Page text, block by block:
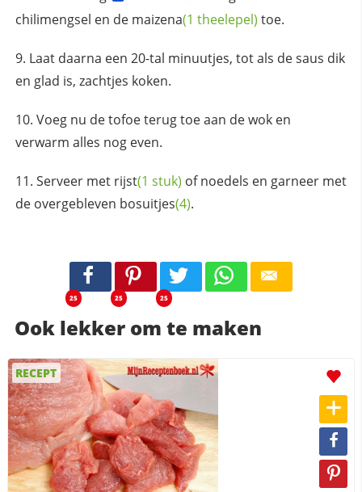
chilimengsel en de maizena(1 theelepel) toe.
Laat daarna een 20-tal minuutjes, tot als de saus dik
en glad is, zachtjes koken.
Voeg nu de tofoe terug toe aan de wok en
verwarm alles nog even.
Serveer met rijst(1 stuk) of noedels en garneer met
de overgebleven bosuitjes(4).
25 25 25
Ook lekker om te maken
RECEPT